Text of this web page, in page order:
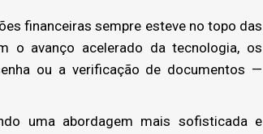
financeiras sempre esteve no topo das
o avanço acelerado da tecnologia, os
ou a verificação de documentos —
uma abordagem mais sofisticada e